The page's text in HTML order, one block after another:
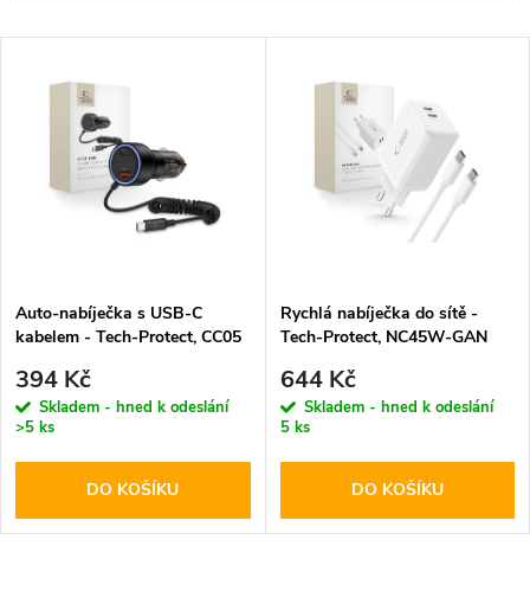
a
p
r
o
d
Abecedně
s
p
r
o
d
Auto-nabíječka s USB-C
kabelem - Tech-Protect, CC05
394 Kč
Skladem - hned k odeslání
>5 ks
DO KOŠÍKU
Rychlá nabíječka do sítě -
Tech-Protect, NC45W-GAN
644 Kč
Skladem - hned k odeslání
5 ks
DO KOŠÍKU